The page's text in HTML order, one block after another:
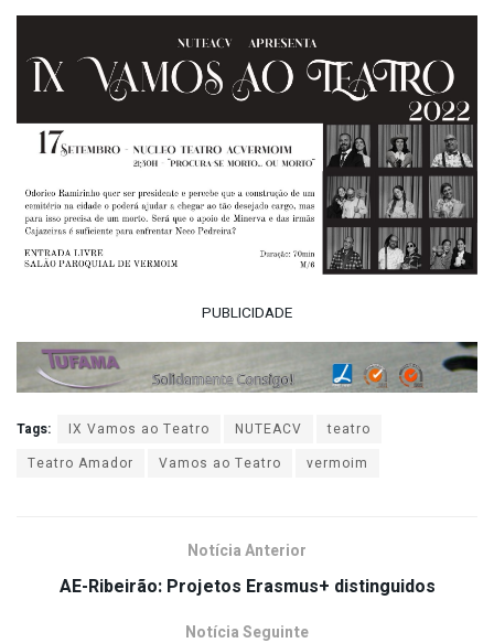
PUBLICIDADE
Tags: IX Vamos ao Teatro NUTEACV
teatro
Teatro Amador
Vamos ao Teatro vermoim
Notícia Anterior
AE-Ribeirão: Projetos Erasmus+ distinguidos
Notícia Seguinte